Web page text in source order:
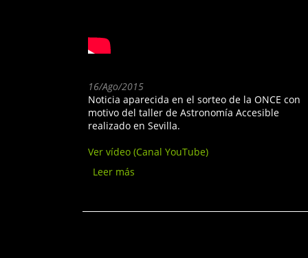
16/Ago/2015
Noticia aparecida en el sorteo de la ONCE con
motivo del taller de Astronomía Accesible
realizado en Sevilla.
Ver vídeo (Canal YouTube)
Leer más